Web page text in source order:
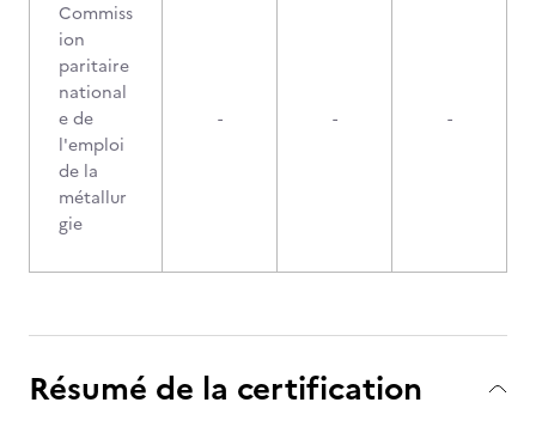
Commiss
ion
paritaire
national
e de
l'emploi
de la
métallur
gie
- - -
Résumé de la certification